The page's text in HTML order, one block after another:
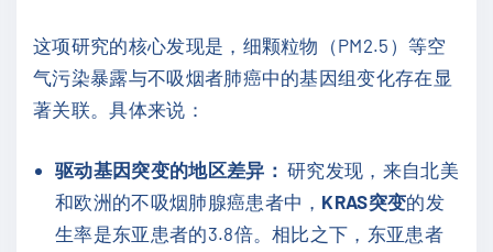
这项研究的核心发现是，细颗粒物（PM2.5）等空
气污染暴露与不吸烟者肺癌中的基因组变化存在显
著关联。具体来说：
驱动基因突变的地区差异： 研究发现，来自北美
和欧洲的不吸烟肺腺癌患者中， KRAS突变的发
生率是东亚患者的3.8倍。相比之下，东亚患者